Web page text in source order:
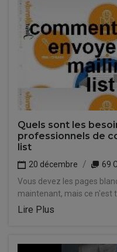
Quels sont les
professionnels de
list
20 décembre
69
Vous devez les pages
maintenant, mais ce n'est
Lire Plus